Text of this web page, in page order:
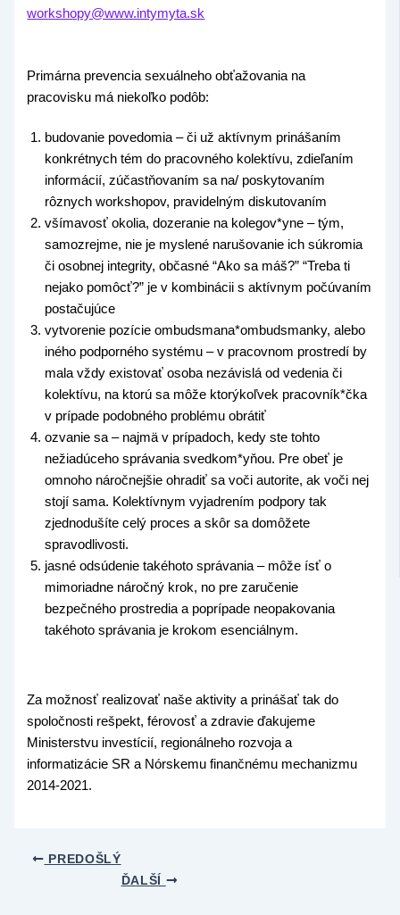
workshopy@www.intymyta.sk
Primárna prevencia sexuálneho obťažovania na
pracovisku má niekoľko podôb:
budovanie povedomia – či už aktívnym prinášaním
konkrétnych tém do pracovného kolektívu, zdieľaním
informácií, zúčastňovaním sa na/ poskytovaním
rôznych workshopov, pravidelným diskutovaním
všímavosť okolia, dozeranie na kolegov*yne – tým,
samozrejme, nie je myslené narušovanie ich súkromia
či osobnej integrity, občasné “Ako sa máš?” “Treba ti
nejako pomôcť?” je v kombinácii s aktívnym počúvaním
postačujúce
vytvorenie pozície ombudsmana*ombudsmanky, alebo
iného podporného systému – v pracovnom prostredí by
mala vždy existovať osoba nezávislá od vedenia či
kolektívu, na ktorú sa môže ktorýkoľvek pracovník*čka
v prípade podobného problému obrátiť
ozvanie sa – najmä v prípadoch, kedy ste tohto
nežiadúceho správania svedkom*yňou. Pre obeť je
omnoho náročnejšie ohradiť sa voči autorite, ak voči nej
stojí sama. Kolektívnym vyjadrením podpory tak
zjednodušíte celý proces a skôr sa domôžete
spravodlivosti.
jasné odsúdenie takéhoto správania – môže ísť o
mimoriadne náročný krok, no pre zaručenie
bezpečného prostredia a poprípade neopakovania
takéhoto správania je krokom esenciálnym.
Za možnosť realizovať naše aktivity a prinášať tak do
spoločnosti rešpekt, férovosť a zdravie ďakujeme
Ministerstvu investícií, regionálneho rozvoja a
informatizácie SR a Nórskemu finančnému mechanizmu
2014-2021.
PREDOŠLÝ
ĎALŠÍ